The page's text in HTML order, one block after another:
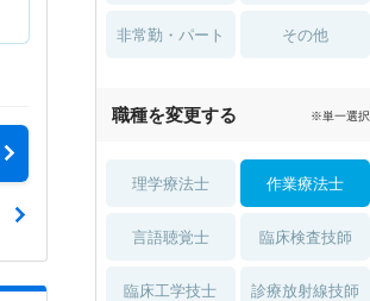
積極採用中 WEB面接OK
非常勤・パート その他
職種を変更する ※単一選択
理学療法士 作業療法士
言語聴覚士 臨床検査技師
臨床工学技士 診療放射線技師